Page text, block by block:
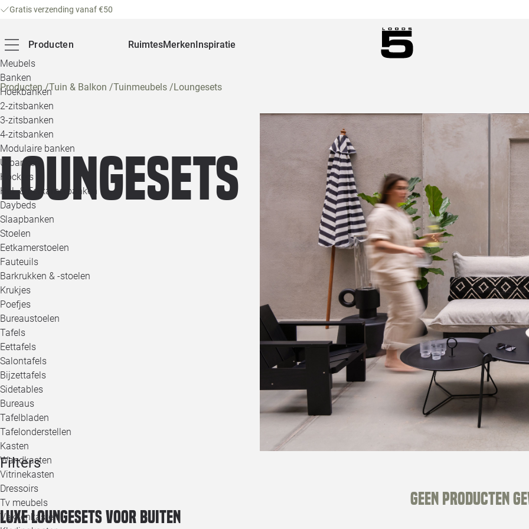
Gratis verzending vanaf €50
Producten
Meubels
Banken
Hoekbanken
2-zitsbanken
3-zitsbanken
4-zitsbanken
Modulaire banken
U-banken
Hockers
Hal- & Eetkamerbanken
Daybeds
Slaapbanken
Stoelen
Eetkamerstoelen
Fauteuils
Barkrukken & -stoelen
Krukjes
Poefjes
Bureaustoelen
Tafels
Eettafels
Salontafels
Bijzettafels
Sidetables
Bureaus
Tafelbladen
Tafelonderstellen
Kasten
Wandkasten
Vitrinekasten
Dressoirs
Tv meubels
Vakkenkasten
RuimtesMerkenInspiratie
Producten/Tuin & Balkon /Tuinmeubels /Loungesets
Loungesets
Filters
Geen producten
Luxe loungesets voor buiten